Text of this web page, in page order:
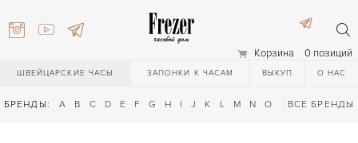
Корзина 0 позиций
ШВЕЙЦАРСКИЕ ЧАСЫ ЗАПОНКИ К ЧАСАМ ВЫКУП О НАС
БРЕНДЫ: A B C D E F G H I J K L M N O Q R S T
ВСЕ БРЕНДЫ